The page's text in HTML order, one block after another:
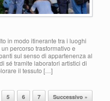
in modo itinerante tra i luoghi
percorso trasformativo e
sul senso di appartenenza al
sé tramite laboratori artistici di
il tessuto […]
5 6 7 Successivo »